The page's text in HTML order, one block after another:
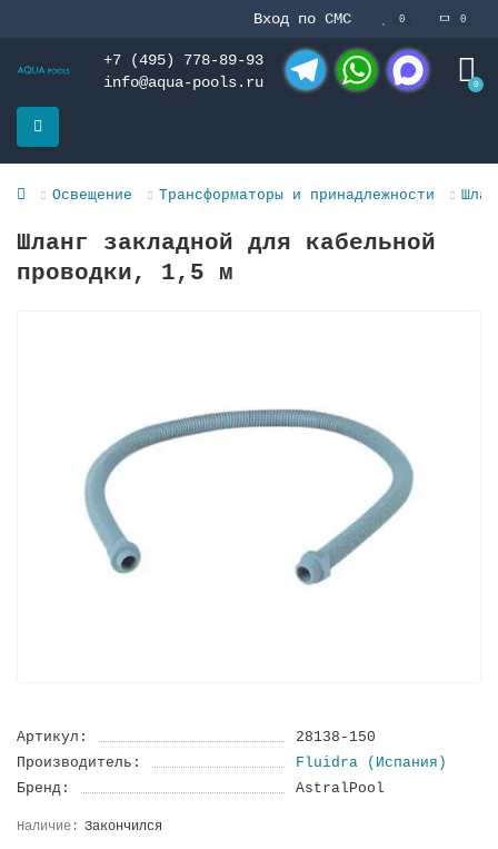
Вход по СМС 0 0
+7 (495) 778-89-93
info@aqua-pools.ru
0
Освещение Трансформаторы и принадлежности
Шланг закладной для кабельной
проводки, 1,5 м
Артикул:
28138-150
Производитель:
Fluidra (Испания)
Бренд:
AstralPool
Закончился